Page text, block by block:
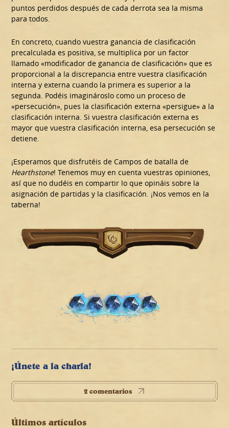
puntos perdidos después de cada derrota sea la misma
para todos.
En concreto, cuando vuestra ganancia de clasificación
precalculada es positiva, se multiplica por un factor
llamado «modificador de ganancia de clasificación» que es
proporcional a la discrepancia entre vuestra clasificación
interna y externa cuando la primera es superior a la
segunda. Podéis imaginároslo como un proceso de
«persecución», pues la clasificación externa «persigue» a la
clasificación interna. Si vuestra clasificación externa es
mayor que vuestra clasificación interna, esa persecución se
detiene.
¡Esperamos que disfrutéis de Campos de batalla de
Hearthstone! Tenemos muy en cuenta vuestras opiniones,
así que no dudéis en compartir lo que opináis sobre la
asignación de partidas y la clasificación. ¡Nos vemos en la
taberna!
¡Únete a la charla!
2 comentarios
Últimos artículos